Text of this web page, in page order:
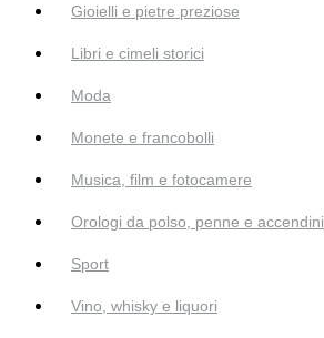
Gioielli e pietre preziose
Libri e cimeli storici
Moda
Monete e francobolli
Musica, film e fotocamere
Orologi da polso, penne e accendini
Sport
Vino, whisky e liquori